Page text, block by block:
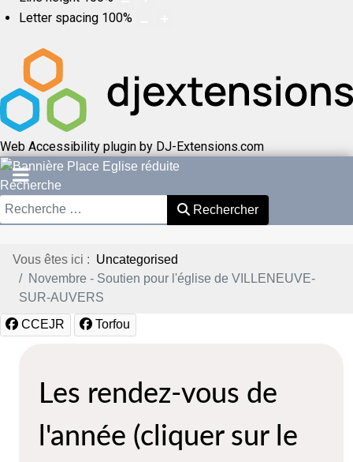
Letter spacing 100%
Web Accessibility plugin by DJ-Extensions.com
Recherche
Rechercher
Vous êtes ici : Uncategorised
Novembre - Soutien pour l'église de VILLENEUVE-
SUR-AUVERS
CCEJR Torfou
Les rendez-vous de
l'année (cliquer sur le